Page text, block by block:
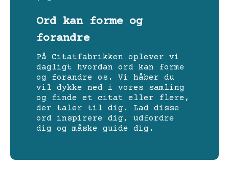
Ord kan forme og
forandre
På Citatfabrikken oplever vi
dagligt hvordan ord kan forme
og forandre os. Vi håber du
vil dykke ned i vores samling
og finde et citat eller flere,
der taler til dig. Lad disse
ord inspirere dig, udfordre
dig og måske guide dig.